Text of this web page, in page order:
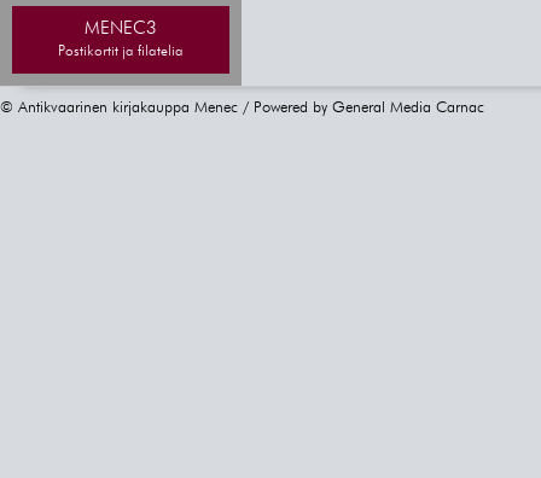
MENEC3
Postikortit ja filatelia
© Antikvaarinen kirjakauppa Menec / Powered by General Media Carnac